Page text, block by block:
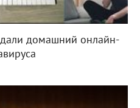
домашний онлайн-